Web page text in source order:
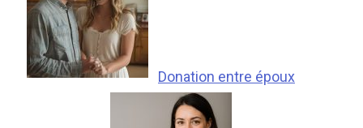
Donation entre époux